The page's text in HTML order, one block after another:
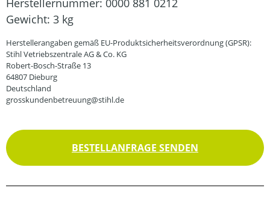
Herstellernummer: 0000 881 0212
Gewicht: 3 kg
Herstellerangaben gemäß EU-Produktsicherheitsverordnung (GPSR):
Stihl Vetriebszentrale AG & Co. KG
Robert-Bosch-Straße 13
64807 Dieburg
Deutschland
grosskundenbetreuung@stihl.de
BESTELLANFRAGE SENDEN